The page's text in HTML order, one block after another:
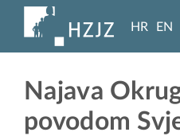
HR EN
Najava
povodom